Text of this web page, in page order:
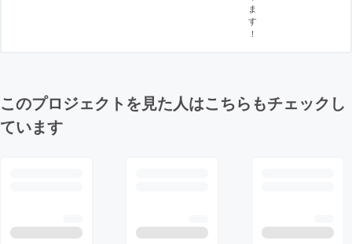
ま
す
！
このプロジェクトを見た人はこちらもチェックし
ています